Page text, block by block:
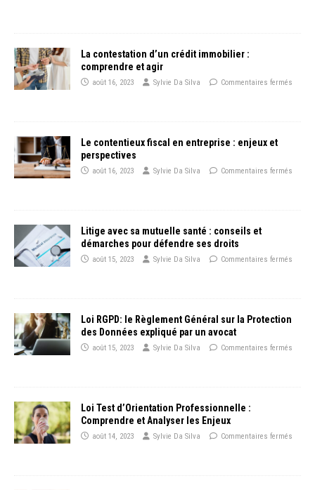
La contestation d’un crédit immobilier :
comprendre et agir
août 16, 2023 Sylvie Da Silva Commentaires fermés
Le contentieux fiscal en entreprise : enjeux et
perspectives
août 16, 2023 Sylvie Da Silva Commentaires fermés
Litige avec sa mutuelle santé : conseils et
démarches pour défendre ses droits
août 15, 2023 Sylvie Da Silva Commentaires fermés
Loi RGPD: le Règlement Général sur la Protection
des Données expliqué par un avocat
août 15, 2023 Sylvie Da Silva Commentaires fermés
Loi Test d’Orientation Professionnelle :
Comprendre et Analyser les Enjeux
août 14, 2023 Sylvie Da Silva Commentaires fermés